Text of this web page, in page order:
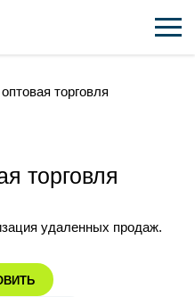
торговля
торговля
удаленных продаж.